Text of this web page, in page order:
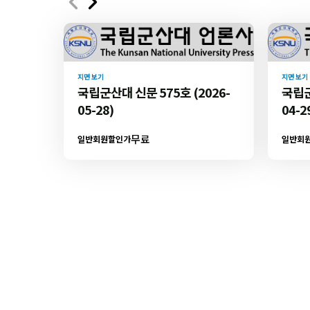
지면 보기
국립군산대 신문 575호 (2026-
05-28)
일반회원할인가무료
지면 보기
국립
04-
일반회